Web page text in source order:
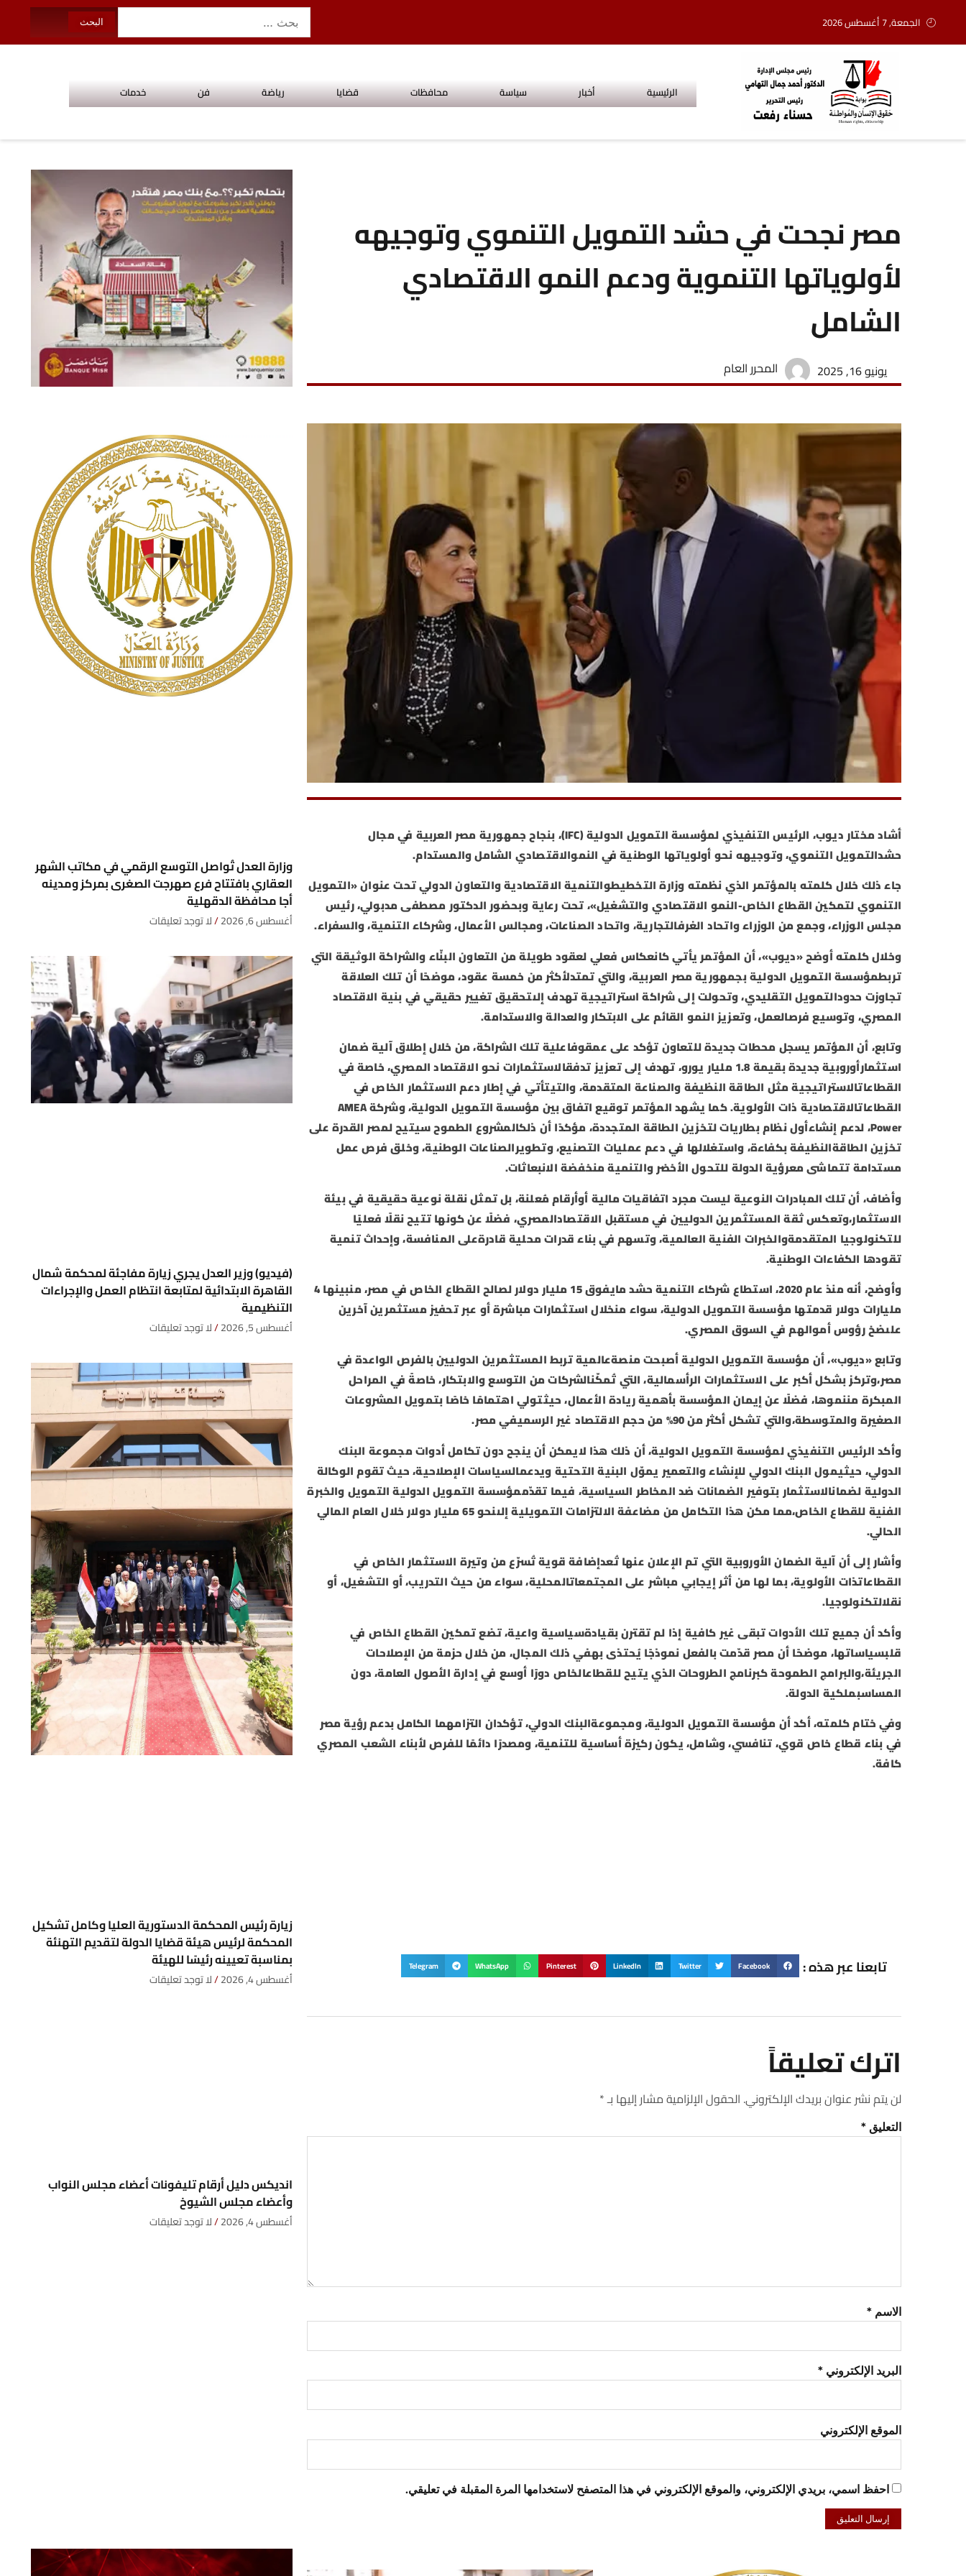
الجمعة, 7 أغسطس 2026
الرئيسية أخبار سياسة محافظات قضايا رياضة فن خدمات
مصر نجحت في حشد التمويل التنموي وتوجيهه
لأولوياتها التنموية ودعم النمو الاقتصادي
الشامل
يونيو 16, 2025 المحرر العام
أشاد مختار ديوب، الرئيس التنفيذي لمؤسسة التمويل الدولية (IFC)، بنجاح جمهورية مصر العربية في مجال
حشدالتمويل التنموي، وتوجيهه نحو أولوياتها الوطنية في النموالاقتصادي الشامل والمستدام.
جاء ذلك خلال كلمته بالمؤتمر الذي نظمته وزارة التخطيطوالتنمية الاقتصادية والتعاون الدولي تحت عنوان «التمويل
التنموي لتمكين القطاع الخاص-النمو الاقتصادي والتشغيل»، تحت رعاية وبحضور الدكتور مصطفى مدبولي، رئيس
مجلس الوزراء، وجمع من الوزراء واتحاد الغرفالتجارية، واتحاد الصناعات، ومجالس الأعمال، وشركاء التنمية، والسفراء.
وخلال كلمته أوضح «ديوب»، أن المؤتمر يأتي كانعكاس فعلي لعقود طويلة من التعاون البنّاء والشراكة الوثيقة التي
تربطمؤسسة التمويل الدولية بجمهورية مصر العربية، والتي تمتدلأكثر من خمسة عقود، موضحًا أن تلك العلاقة
تجاوزت حدودالتمويل التقليدي، وتحولت إلى شراكة استراتيجية تهدف إلىتحقيق تغيير حقيقي في بنية الاقتصاد
المصري، وتوسيع فرصالعمل، وتعزيز النمو القائم على الابتكار والعدالة والاستدامة.
وتابع، أن المؤتمر يسجل محطات جديدة للتعاون تؤكد على عمقوفاعلية تلك الشراكة، من خلال إطلاق آلية ضمان
استثمارأوروبية جديدة بقيمة 1.8 مليار يورو، تهدف إلى تعزيز تدفقالاستثمارات نحو الاقتصاد المصري، خاصة في
القطاعاتالاستراتيجية مثل الطاقة النظيفة والصناعة المتقدمة، والتيتأتي في إطار دعم الاستثمار الخاص في
القطاعاتالاقتصادية ذات الأولوية. كما يشهد المؤتمر توقيع اتفاق بين مؤسسة التمويل الدولية، وشركة AMEA
Power، لدعم إنشاءأول نظام بطاريات لتخزين الطاقة المتجددة، مؤكدًا أن ذلكالمشروع الطموح سيتيح لمصر القدرة على
تخزين الطاقةالنظيفة بكفاءة، واستغلالها في دعم عمليات التصنيع، وتطويرالصناعات الوطنية، وخلق فرص عمل
مستدامة تتماشى معرؤية الدولة للتحول الأخضر والتنمية منخفضة الانبعاثات.
وأضاف، أن تلك المبادرات النوعية ليست مجرد اتفاقيات مالية أوأرقام مُعلنة، بل تمثل نقلة نوعية حقيقية في بيئة
الاستثمار،وتعكس ثقة المستثمرين الدوليين في مستقبل الاقتصادالمصري، فضلًا عن كونها تتيح نقلًا فعليًا
للتكنولوجيا المتقدمةوالخبرات الفنية العالمية، وتسهم في بناء قدرات محلية قادرةعلى المنافسة، وإحداث تنمية
تقودها الكفاءات الوطنية.
وأوضح، أنه منذ عام 2020، استطاع شركاء التنمية حشد مايفوق 15 مليار دولار لصالح القطاع الخاص في مصر، منبينها 4
مليارات دولار قدمتها مؤسسة التمويل الدولية، سواء منخلال استثمارات مباشرة أو عبر تحفيز مستثمرين آخرين
علىضخ رؤوس أموالهم في السوق المصري.
وتابع «ديوب»، أن مؤسسة التمويل الدولية أصبحت منصةعالمية تربط المستثمرين الدوليين بالفرص الواعدة في
مصر،وتركز بشكل أكبر على الاستثمارات الرأسمالية، التي تُمكّنالشركات من التوسع والابتكار، خاصةً في المراحل
المبكرة مننموها، فضلًا عن إيمان المؤسسة بأهمية ريادة الأعمال، حيثتولي اهتمامًا خاصًا بتمويل المشروعات
الصغيرة والمتوسطة،والتي تشكل أكثر من 90% من حجم الاقتصاد غير الرسميفي مصر.
وأكد الرئيس التنفيذي لمؤسسة التمويل الدولية، أن ذلك هذا لايمكن أن ينجح دون تكامل أدوات مجموعة البنك
الدولي، حيثيمول البنك الدولي للإنشاء والتعمير يموّل البنية التحتية ويدعمالسياسات الإصلاحية، حيث تقوم الوكالة
الدولية لضمانالاستثمار بتوفير الضمانات ضد المخاطر السياسية، فيما تقدّممؤسسة التمويل الدولية التمويل والخبرة
الفنية للقطاع الخاص،مما مكن هذا التكامل من مضاعفة الالتزامات التمويلية إلىنحو 65 مليار دولار خلال العام المالي
الحالي.
وأشار إلى أن آلية الضمان الأوروبية التي تم الإعلان عنها تُعدإضافة قوية تُسرّع من وتيرة الاستثمار الخاص في
القطاعاتذات الأولوية، بما لها من أثر إيجابي مباشر على المجتمعاتالمحلية، سواء من حيث التدريب، أو التشغيل، أو
نقلالتكنولوجيا.
وأكد أن جميع تلك الأدوات تبقى غير كافية إذا لم تقترن بقيادةسياسية واعية، تضع تمكين القطاع الخاص في
قلبسياساتها، موضحًا أن مصر قدّمت بالفعل نموذجًا يُحتذى بهفي ذلك المجال، من خلال حزمة من الإصلاحات
الجريئة،والبرامج الطموحة كبرنامج الطروحات الذي يتيح للقطاعالخاص دورًا أوسع في إدارة الأصول العامة، دون
المساسبملكية الدولة.
وفي ختام كلمته، أكد أن مؤسسة التمويل الدولية، ومجموعةالبنك الدولي، تؤكدان التزامهما الكامل بدعم رؤية مصر
في بناء قطاع خاص قوي، تنافسي، وشامل، يكون ركيزة أساسية للتنمية، ومصدرًا دائمًا للفرص لأبناء الشعب المصري
كافة.
تابعنا عبر هذه : Facebook
Twitter
LinkedIn
Pinterest
WhatsApp
Telegram
اترك تعليقاً
لن يتم نشر عنوان بريدك الإلكتروني. الحقول الإلزامية مشار إليها بـ*
التعليق *
الاسم *
البريد الإلكتروني *
الموقع الإلكتروني
احفظ اسمي، بريدي الإلكتروني، والموقع الإلكتروني في هذا المتصفح لاستخدامها المرة المقبلة في تعليقي.
وزارة العدل تُواصل التوسع الرقمي في مكاتب الشهر
العقاري بافتتاح فرع صهرجت الصغرى بمركز ومدينه
أجا محافظة الدقهلية
أغسطس 6, 2026 لا توجد تعليقات
(فيديو) وزير العدل يجري زيارة مفاجئة لمحكمة شمال
القاهرة الابتدائية لمتابعة انتظام العمل والإجراءات
التنظيمية
أغسطس 5, 2026 لا توجد تعليقات
زيارة رئيس المحكمة الدستورية العليا وكامل تشكيل
المحكمة لرئيس هيئة قضايا الدولة لتقديم التهنئة
بمناسبة تعيينه رئيسًا للهيئة
أغسطس 4, 2026 لا توجد تعليقات
انديكس دليل أرقام تليفونات أعضاء مجلس النواب
وأعضاء مجلس الشيوخ
أغسطس 4, 2026 لا توجد تعليقات